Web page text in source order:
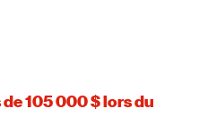
105 000 $ lors du